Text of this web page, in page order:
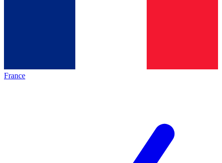
France